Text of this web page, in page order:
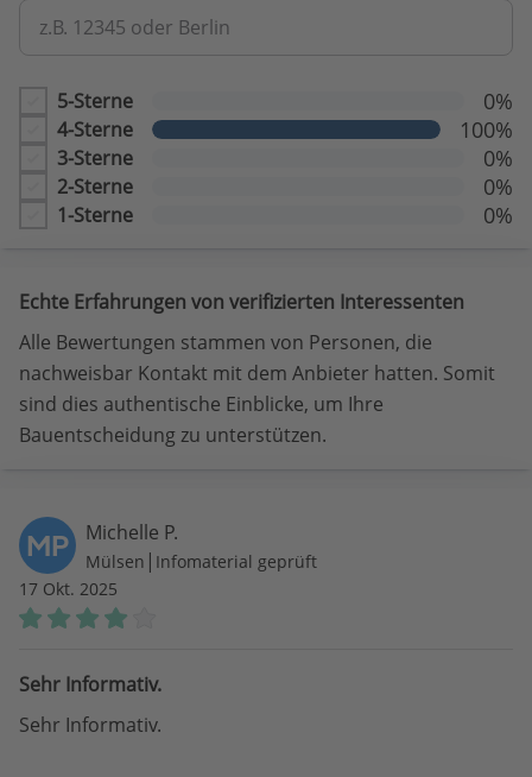
z.B. 12345 oder Berlin
5-Sterne 0%
4-Sterne 100%
3-Sterne 0%
2-Sterne 0%
1-Sterne 0%
Echte Erfahrungen von verifizierten Interessenten
Alle Bewertungen stammen von Personen, die
nachweisbar Kontakt mit dem Anbieter hatten. Somit
sind dies authentische Einblicke, um Ihre
Bauentscheidung zu unterstützen.
MP Michelle P.
Mülsen | Infomaterial geprüft
17 Okt. 2025
Sehr Informativ.
Sehr Informativ.